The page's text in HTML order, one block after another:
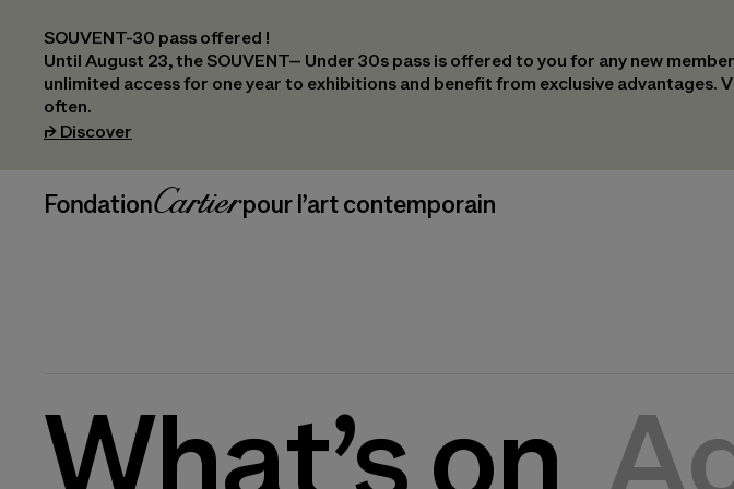
SOUVENT-30 pass offered !
Until August 23, the SOUVENT– Under 30s pass is offered to you for any new
unlimited access for one year to exhibitions and benefit from exclusive advantages.
often.
⮣ Discover
_logoFondation Cartier
pour l’art contemporain
What’s on